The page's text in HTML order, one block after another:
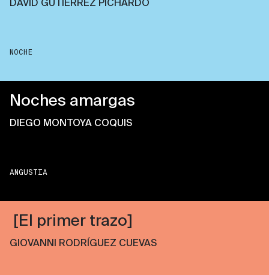
DAVID GUTIÉRREZ PICHARDO
NOCHE
Noches amargas
DIEGO MONTOYA COQUIS
ANGUSTIA
[El primer trazo]
GIOVANNI RODRÍGUEZ CUEVAS